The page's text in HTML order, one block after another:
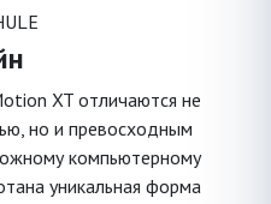
XT отличаются не
но и превосходным
компьютерному
уникальная форма